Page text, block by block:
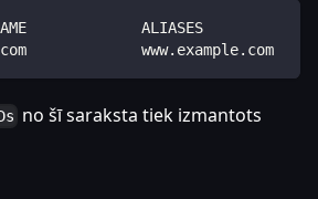
ALIASES
www.example.com
no šī saraksta tiek izmantots